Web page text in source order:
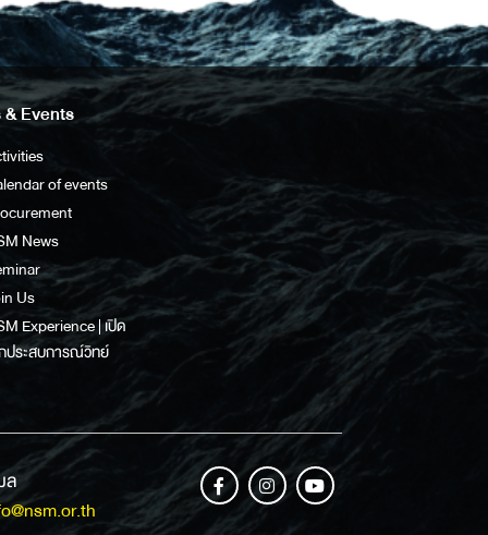
Events
of events
News
Us
Experience | เปิด
ประสบการณ์วิทย์
ล